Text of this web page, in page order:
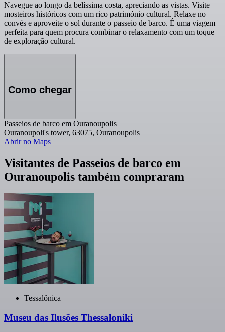
Navegue ao longo da belíssima costa, apreciando as vistas. Visite
mosteiros históricos com um rico património cultural. Relaxe no
convés e aproveite o sol durante o passeio de barco. É uma viagem
perfeita para quem procura combinar o relaxamento com um toque
de exploração cultural.
Como chegar
Passeios de barco em Ouranoupolis
Ouranoupoli's tower, 63075, Ouranoupolis
Abrir no Maps
Visitantes de Passeios de barco em
Ouranoupolis também compraram
Tessalônica
Museu das Ilusões Thessaloniki